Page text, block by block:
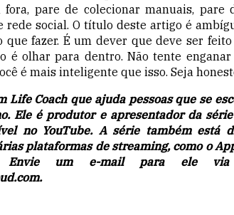
pare de colecionar manuais, pare
rede social. O título deste artigo é
que fazer. É um dever que deve ser
é olhar para dentro. Não tente
é maisinteligente que isso. Seja
Life Coach que ajuda pessoas que se
Ele é produtor e apresentador da série
no YouTube. A série também está
plataformas de streaming, como o
um e-mail para ele via
.